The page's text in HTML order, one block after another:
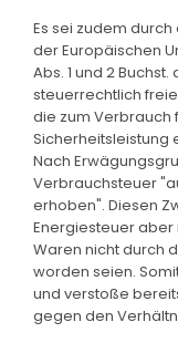
Es sei zudem
der Europäischen
Abs. 1 und 2
steuerrechtlich
die zum Verbrauch
Sicherheitsleistung
Nach
Verbrauchsteuer
erhoben". Diesen
Energiesteuer
Waren nicht durch
worden seien.
und verstoße
gegen den